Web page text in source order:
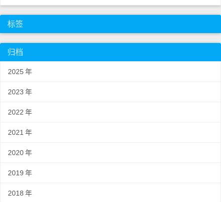
标签
归档
2025 年
2023 年
2022 年
2021 年
2020年
2019 年
2018 年